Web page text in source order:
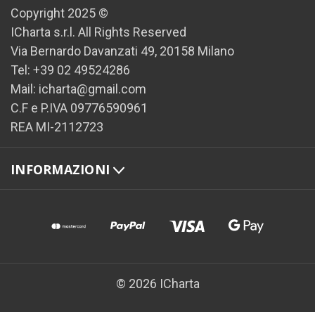
Copyright 2025 ©
ICharta s.r.l. All Rights Reserved
Via Bernardo Davanzati 49, 20158 Milano
Tel: +39 02 49524286
Mail: icharta@gmail.com
C.F e P.IVA 09776590961
REA MI-2112723
INFORMAZIONI
© 2026 ICharta